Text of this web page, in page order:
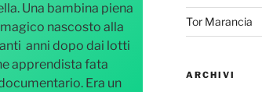
Una bambina piena
nascosto alla
anni dopo dai lotti
apprendista fata
Era un
Tor Marancia
ARCHIVI